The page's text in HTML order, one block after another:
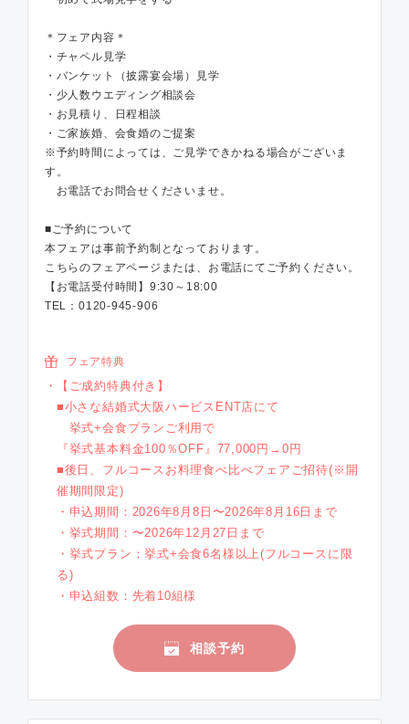
＊フェア内容＊
・チャペル見学
・バンケット（披露宴会場）見学
・少人数ウエディング相談会
・お見積り、日程相談
・ご家族婚、会食婚のご提案
※予約時間によっては、ご見学できかねる場合がございま
す。
お電話でお問合せくださいませ。
■ご予約について
本フェアは事前予約制となっております。
こちらのフェアページまたは、お電話にてご予約ください。
【お電話受付時間】9:30～18:00
TEL：0120-945-906
フェア特典
【ご成約特典付き】
■小さな結婚式大阪ハービスENT店にて
挙式+会食プランご利用で
『挙式基本料金100％OFF』77,000円→0円
■後日、フルコースお料理食べ比べフェアご招待(※開
催期間限定)
・申込期間：2026年8月8日〜2026年8月16日まで
・挙式期間：〜2026年12月27日まで
・挙式プラン：挙式+会食6名様以上(フルコースに限
る)
・申込組数：先着10組様
相談予約